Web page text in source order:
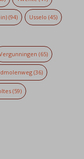
(94) Usselo (45)
(65)
(36)
(59)